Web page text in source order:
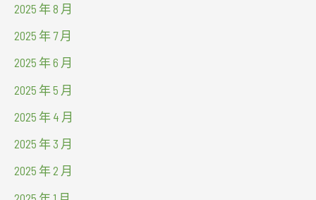
2025 年 8 月
2025 年 7 月
2025 年 6 月
2025 年 5 月
2025 年 4 月
2025 年 3 月
2025 年 2 月